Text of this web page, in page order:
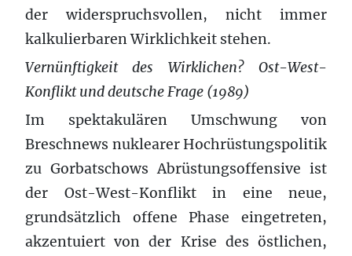
der widerspruchsvollen, nicht immer
kalkulierbaren Wirklichkeit stehen.
Vernünftigkeit des Wirklichen? Ost-West-
Konflikt und deutsche Frage (1989)
Im spektakulären Umschwung von
Breschnews nuklearer Hochrüstungspolitik
zu Gorbatschows Abrüstungsoffensive ist
der Ost-West-Konflikt in eine neue,
grundsätzlich offene Phase eingetreten,
akzentuiert von der Krise des östlichen,